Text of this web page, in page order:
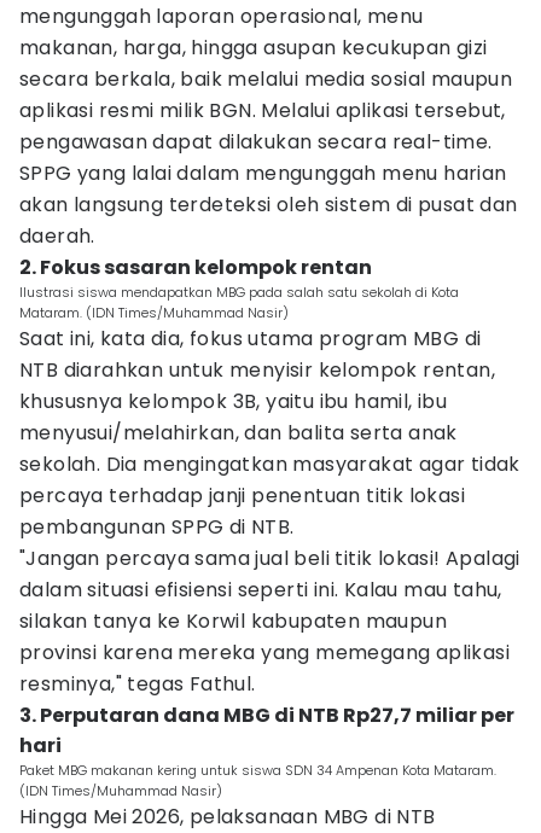
mengunggah laporan operasional, menu
makanan, harga, hingga asupan kecukupan gizi
secara berkala, baik melalui media sosial maupun
aplikasi resmi milik BGN. Melalui aplikasi tersebut,
pengawasan dapat dilakukan secara real-time.
SPPG yang lalai dalam mengunggah menu harian
akan langsung terdeteksi oleh sistem di pusat dan
daerah.
2. Fokus sasaran kelompok rentan
Ilustrasi siswa mendapatkan MBG pada salah satu sekolah di Kota
Mataram. (IDN Times/Muhammad Nasir)
Saat ini, kata dia, fokus utama program MBG di
NTB diarahkan untuk menyisir kelompok rentan,
khususnya kelompok 3B, yaitu ibu hamil, ibu
menyusui/melahirkan, dan balita serta anak
sekolah. Dia mengingatkan masyarakat agar tidak
percaya terhadap janji penentuan titik lokasi
pembangunan SPPG di NTB.
"Jangan percaya sama jual beli titik lokasi! Apalagi
dalam situasi efisiensi seperti ini. Kalau mau tahu,
silakan tanya ke Korwil kabupaten maupun
provinsi karena mereka yang memegang aplikasi
resminya," tegas Fathul.
3. Perputaran dana MBG di NTB Rp27,7 miliar per
hari
Paket MBG makanan kering untuk siswa SDN 34 Ampenan Kota Mataram.
(IDN Times/Muhammad Nasir)
Hingga Mei 2026, pelaksanaan MBG di NTB